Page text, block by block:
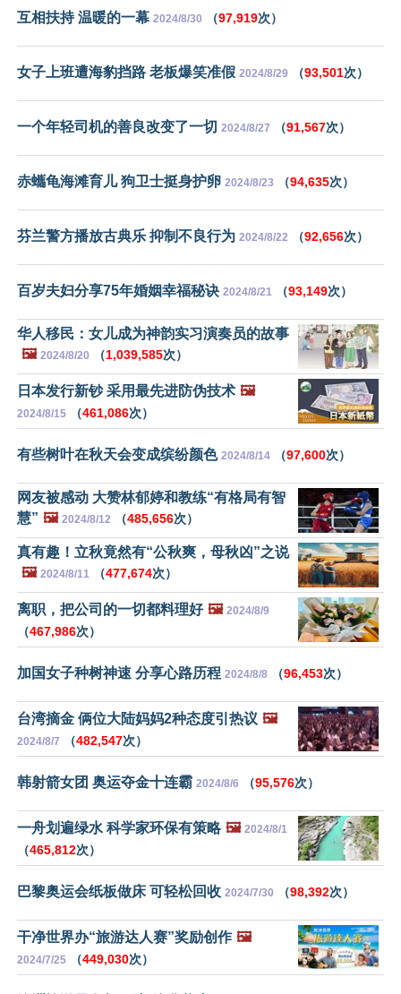
互相扶持 温暖的一幕 2024/8/30 （97,919次）
女子上班遭海豹挡路 老板爆笑准假 2024/8/29 （93,501次）
一个年轻司机的善良改变了一切 2024/8/27 （91,567次）
赤蠵龟海滩育儿 狗卫士挺身护卵 2024/8/23 （94,635次）
芬兰警方播放古典乐 抑制不良行为 2024/8/22 （92,656次）
百岁夫妇分享75年婚姻幸福秘诀 2024/8/21 （93,149次）
华人移民：女儿成为神韵实习演奏员的故事
🖼️ 2024/8/20 （1,039,585次）
日本发行新钞 采用最先进防伪技术 🖼️
2024/8/15 （461,086次）
有些树叶在秋天会变成缤纷颜色 2024/8/14 （97,600次）
网友被感动 大赞林郁婷和教练“有格局有智
慧” 🖼️ 2024/8/12 （485,656次）
真有趣！立秋竟然有“公秋爽，母秋凶”之说
🖼️ 2024/8/11 （477,674次）
离职，把公司的一切都料理好 🖼️ 2024/8/9
（467,986次）
加国女子种树神速 分享心路历程 2024/8/8 （96,453次）
台湾摘金 俩位大陆妈妈2种态度引热议 🖼️
2024/8/7 （482,547次）
韩射箭女团 奥运夺金十连霸 2024/8/6 （95,576次）
一舟划遍绿水 科学家环保有策略 🖼️ 2024/8/1
（465,812次）
巴黎奥运会纸板做床 可轻松回收 2024/7/30 （98,392次）
干净世界办“旅游达人赛”奖励创作 🖼️
2024/7/25 （449,030次）